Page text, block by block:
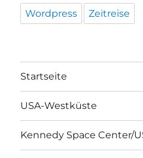
Wordpress Zeitreise
Startseite
USA-Westküste
Kennedy Space Center/